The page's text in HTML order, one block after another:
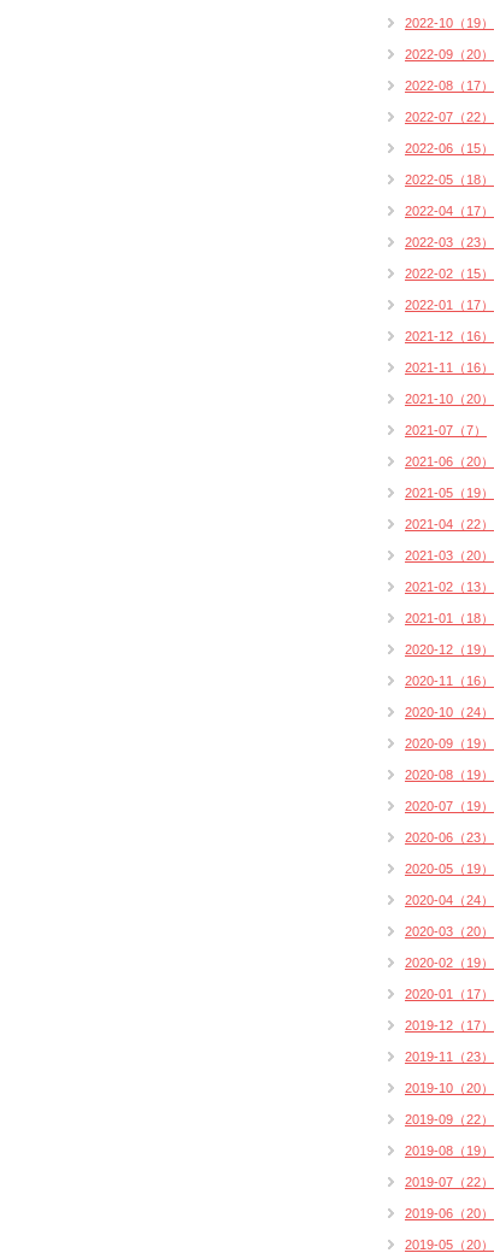
2022-10（19）
2022-09（20）
2022-08（17）
2022-07（22）
2022-06（15）
2022-05（18）
2022-04（17）
2022-03（23）
2022-02（15）
2022-01（17）
2021-12（16）
2021-11（16）
2021-10（20）
2021-07（7）
2021-06（20）
2021-05（19）
2021-04（22）
2021-03（20）
2021-02（13）
2021-01（18）
2020-12（19）
2020-11（16）
2020-10（24）
2020-09（19）
2020-08（19）
2020-07（19）
2020-06（23）
2020-05（19）
2020-04（24）
2020-03（20）
2020-02（19）
2020-01（17）
2019-12（17）
2019-11（23）
2019-10（20）
2019-09（22）
2019-08（19）
2019-07（22）
2019-06（20）
2019-05（20）